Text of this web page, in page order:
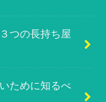
つの長持ち屋
ために知るべ